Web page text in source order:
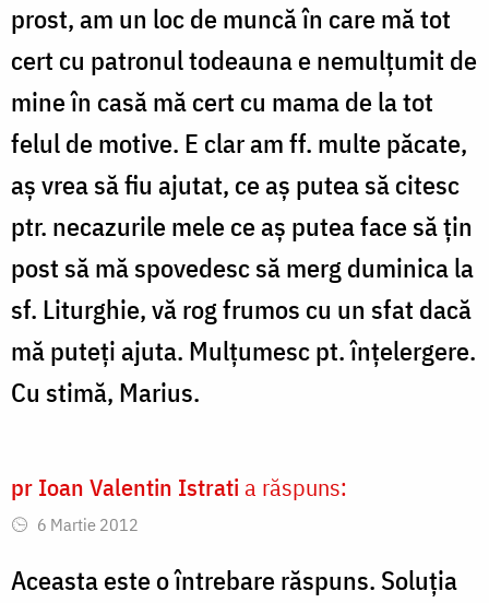
prost, am un loc de muncă în care mă tot
cert cu patronul todeauna e nemulţumit de
mine în casă mă cert cu mama de la tot
felul de motive. E clar am ff. multe păcate,
aş vrea să fiu ajutat, ce aş putea să citesc
ptr. necazurile mele ce aş putea face să ţin
post să mă spovedesc să merg duminica la
sf. Liturghie, vă rog frumos cu un sfat dacă
mă puteţi ajuta. Mulţumesc pt. înţelergere.
Cu stimă, Marius.
pr Ioan Valentin Istrati a răspuns:
6 Martie 2012
Aceasta este o întrebare răspuns. Soluţia